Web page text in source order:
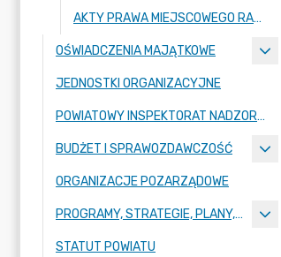
AKTY PRAWA MIEJSCOWEGO RADY POWIATU ZGORZELECKIEGO
OŚWIADCZENIA MAJĄTKOWE
JEDNOSTKI ORGANIZACYJNE
POWIATOWY INSPEKTORAT NADZORU BUDOWLANEGO
BUDŻET I SPRAWOZDAWCZOŚĆ
ORGANIZACJE POZARZĄDOWE
PROGRAMY, STRATEGIE, PLANY, RAPORTY
STATUT POWIATU